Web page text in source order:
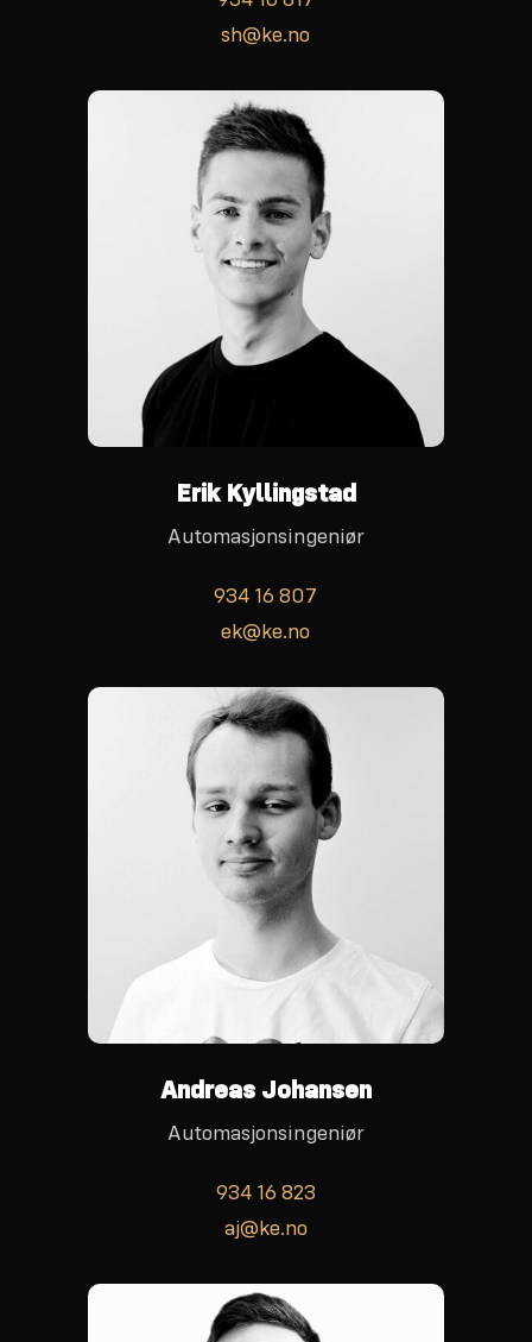
sh@ke.no
Erik Kyllingstad
Automasjonsingeniør
934 16 807
ek@ke.no
Andreas Johansen
Automasjonsingeniør
934 16 823
aj@ke.no